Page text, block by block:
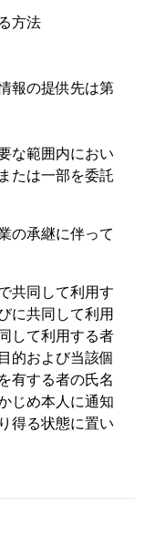
方法
報の提供先は第
な範囲内におい
たは一部を委託
の承継に伴って
共同して利用す
に共同して利用
して利用する者
的および当該個
有する者の氏名
じめ本人に通知
得る状態に置い